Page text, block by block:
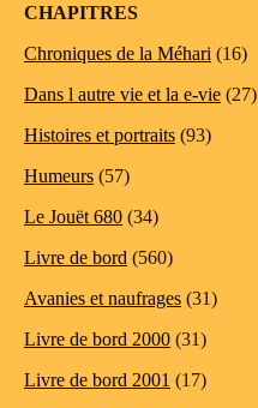
CHAPITRES
Chroniques de la Méhari (16)
Dans l autre vie et la e-vie (27)
Histoires et portraits (93)
Humeurs (57)
Le Jouët 680 (34)
Livre de bord (560)
Avanies et naufrages (31)
Livre de bord 2000 (31)
Livre de bord 2001 (17)